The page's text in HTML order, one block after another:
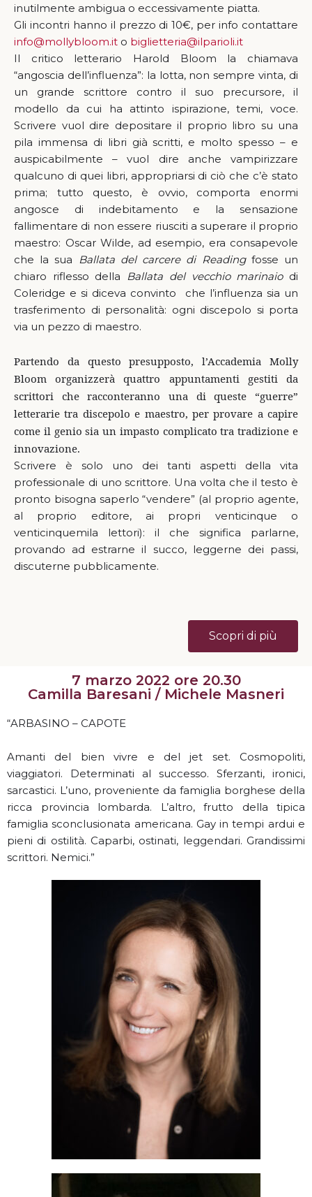
inutilmente ambigua o eccessivamente piatta.
Gli incontri hanno il prezzo di 10€, per info contattare
info@mollybloom.it o biglietteria@ilparioli.it
Il critico letterario Harold Bloom la chiamava
“angoscia dell’influenza”: la lotta, non sempre vinta, di
un grande scrittore contro il suo precursore, il
modello da cui ha attinto ispirazione, temi, voce.
Scrivere vuol dire depositare il proprio libro su una
pila immensa di libri già scritti, e molto spesso – e
auspicabilmente – vuol dire anche vampirizzare
qualcuno di quei libri, appropriarsi di ciò che c’è stato
prima; tutto questo, è ovvio, comporta enormi
angosce di indebitamento e la sensazione
fallimentare di non essere riusciti a superare il proprio
maestro: Oscar Wilde, ad esempio, era consapevole
che la sua
Ballata del carcere di Reading fosse un
chiaro riflesso della Ballata del vecchio marinaiodi
Coleridge e si diceva convinto che l’influenza sia un
trasferimento di personalità: ogni discepolo si porta
via un pezzo di maestro.
Partendo da questo presupposto, l’Accademia Molly
Bloom organizzerà quattro appuntamenti gestiti da
scrittori che racconteranno una di queste “guerre”
letterarie tra discepolo e maestro, per provare a capire
come il genio sia un impasto complicato tra tradizione e
innovazione.
Scrivere è solo uno dei tanti aspetti della vita
professionale di uno scrittore. Una volta che il testo è
pronto bisogna saperlo “vendere” (al proprio agente,
al proprio editore, ai propri venticinque o
venticinquemila lettori): il che significa parlarne,
provando ad estrarne il succo, leggerne dei passi,
discuterne pubblicamente.
Scopri di più
7 marzo 2022 ore 20.30
Camilla Baresani / Michele Masneri
“ARBASINO – CAPOTE
Amanti del bien vivre e del jet set. Cosmopoliti,
viaggiatori. Determinati al successo. Sferzanti, ironici,
sarcastici. L’uno, proveniente da famiglia borghese della
ricca provincia lombarda. L’altro, frutto della tipica
famiglia sconclusionata americana. Gay in tempi ardui e
pieni di ostilità. Caparbi, ostinati, leggendari. Grandissimi
scrittori. Nemici.”